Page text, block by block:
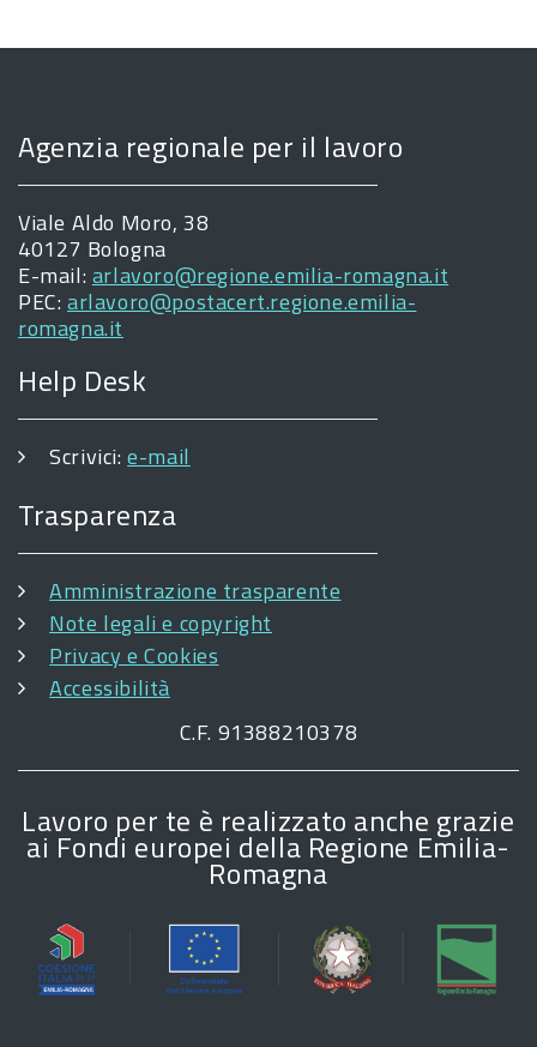
Agenzia regionale per il lavoro
Viale Aldo Moro, 38
40127 Bologna
E-mail: arlavoro@regione.emilia-romagna.it
PEC: arlavoro@postacert.regione.emilia-
romagna.it
Help Desk
Scrivici:e-mail
Trasparenza
Amministrazione trasparente
Note legali e copyright
Privacy e Cookies
Accessibilità
C.F. 91388210378
Lavoro per te è realizzato anche grazie
ai Fondi europei della Regione Emilia-
Romagna